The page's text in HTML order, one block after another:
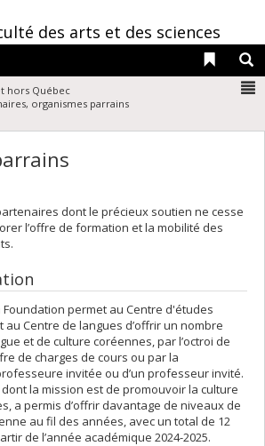
des arts et des sciences
Liens
hors Québec
organismes parrains
dont le précieux soutien ne cesse
l’offre de formation et la mobilité des
Foundation permet au Centre d'études
au Centre de langues d’offrir un nombre
et de culture coréennes, par l’octroi de
de charges de cours ou par la
invitée ou d’un professeur invité.
la mission est de promouvoir la culture
a permis d’offrir davantage de niveaux de
au fil des années, avec un total de 12
de l’année académique 2024-2025.